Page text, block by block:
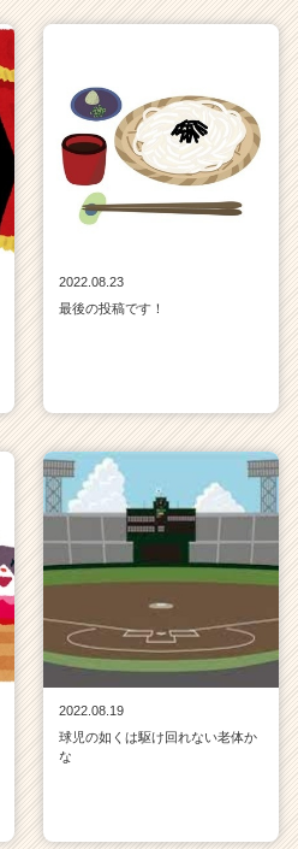
2022.08.23
最後の投稿です！
2022.08.19
球児の如くは駆け回れない老体か
な